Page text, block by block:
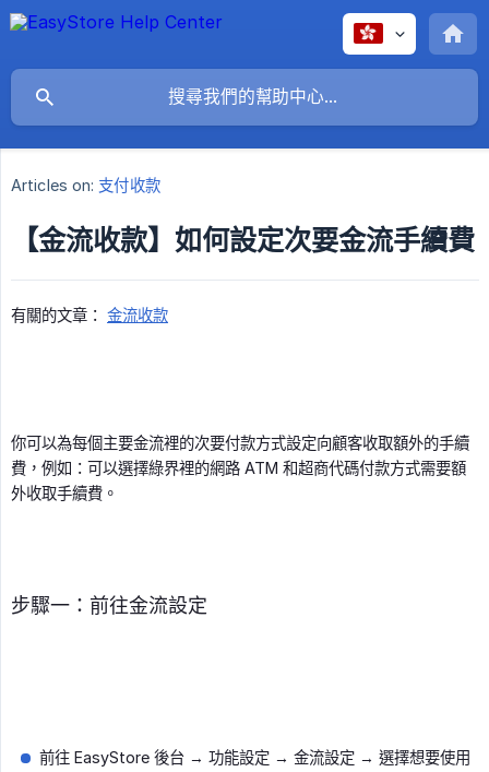
Articles on: 支付收款
【金流收款】如何設定次要金流手續費
有關的文章： 金流收款
你可以為每個主要金流裡的次要付款方式設定向顧客收取額外的手續
費，例如：可以選擇綠界裡的網路 ATM 和超商代碼付款方式需要額
外收取手續費。
步驟一：前往金流設定
前往 EasyStore 後台 → 功能設定 → 金流設定 → 選擇想要使用